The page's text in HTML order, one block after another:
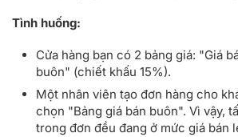
Tình huống:
Cửa hàng bạn có 2 bảng giá: "Giá
buôn" (chiết khấu 15%).
Một nhân viên tạo đơn hàng cho
chọn "Bảng giá bán buôn". Vì vậy,
trong đơn đều đang ở mức giá bán